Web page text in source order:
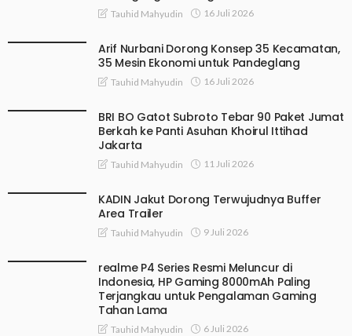
Tauhid Mahyudin 16 Juli 2026
Arif Nurbani Dorong Konsep 35 Kecamatan,
35 Mesin Ekonomi untuk Pandeglang
Tauhid Mahyudin 16 Juli 2026
BRI BO Gatot Subroto Tebar 90 Paket Jumat
Berkah ke Panti Asuhan Khoirul Ittihad
Jakarta
Tauhid Mahyudin 11 Juli 2026
KADIN Jakut Dorong Terwujudnya Buffer
Area Trailer
Tauhid Mahyudin 9 Juli 2026
realme P4 Series Resmi Meluncur di
Indonesia, HP Gaming 8000mAh Paling
Terjangkau untuk Pengalaman Gaming
Tahan Lama
Tauhid Mahyudin 6 Juli 2026